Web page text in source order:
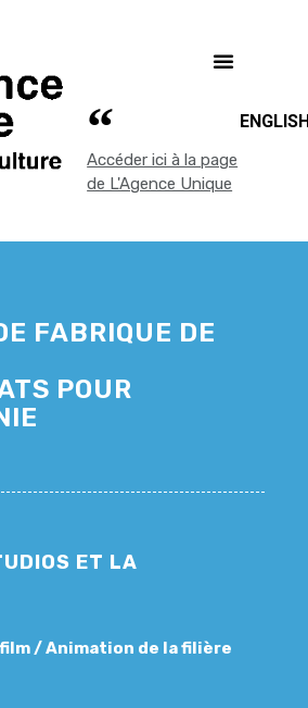
Accéder ici à la page
de L'Agence Unique
FABRIQUE DE
POUR
ET LA
/ Animation de la filière